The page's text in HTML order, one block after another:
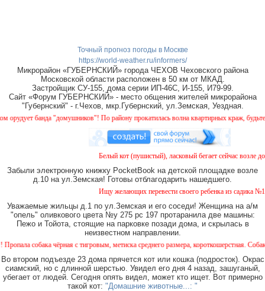
Точный прогноз погоды в Москве
https://world-weather.ru/informers/
Микрорайон «ГУБЕРНСКИЙ» города ЧЕХОВ Чеховского района
Московской области расположен в 50 км от МКАД.
Застройщик СУ-155, дома серии ИП-46С, И-155, И79-99.
Сайт «Форум ГУБЕРНСКИЙ» - место общения жителей микрорайона
"Губернский" - г.Чехов, мкр.Губернский, ул.Земская, Уездная.
банда "домушников"! По району прокатилась волна квартирных краж, будьте
Белый кот (пушистый), ласковый бегает сейчас возле
Забыли электронную книжку PocketBook на детской площадке возле
д.10 на ул.Земская! Готовы отблагодарить нашедшего.
Ищу желающих перевести своего ребенка из садика
Уважаемые жильцы д.1 по ул.Земская и его соседи! Женщина на а/м
"опель" оливкового цвета №у 275 рс 197 протаранила две машины:
Пежо и Тойота, стоящие на парковке позади дома, и скрылась в
неизвестном направлении.
собака чёрная с тигровым, метиска среднего размера, короткошерстная. Собака
Во втором подъезде 23 дома прячется кот или кошка (подросток). Окрас
сиамский, но с длинной шерстью. Увидел его дня 4 назад, зашуганый,
убегает от людей. Сегодня опять видел, может кто ищет. Вот примерно
такой кот: "Домашние животные...: "